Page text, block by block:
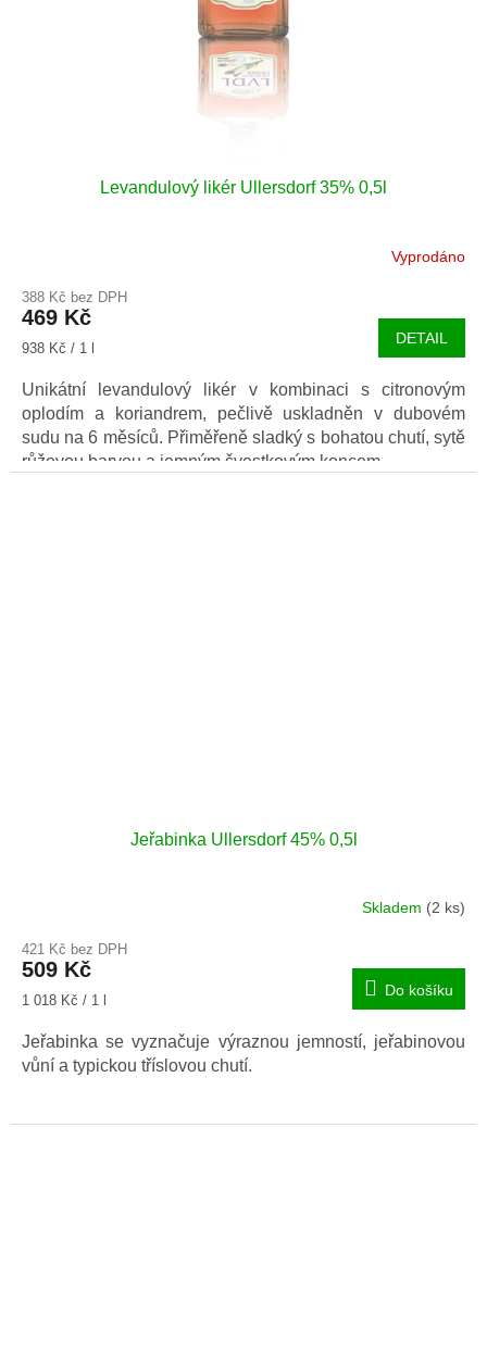
Levandulový likér Ullersdorf 35% 0,5l
Vyprodáno
388 Kč bez DPH
469 Kč
Měrná
938 Kč / 1 l
DETAIL
Unikátní levandulový likér v kombinaci s citronovým
oplodím a koriandrem, pečlivě uskladněn v dubovém
sudu na 6 měsíců. Přiměřeně sladký s bohatou chutí, sytě
růžovou barvou a jemným švestkovým koncem.
Jeřabinka Ullersdorf 45% 0,5l
Skladem (2 ks)
421 Kč bez DPH
509 Kč
Měrná
1 018 Kč / 1 l
Do košíku
Jeřabinka se vyznačuje výraznou jemností, jeřabinovou
vůní a typickou tříslovou chutí.